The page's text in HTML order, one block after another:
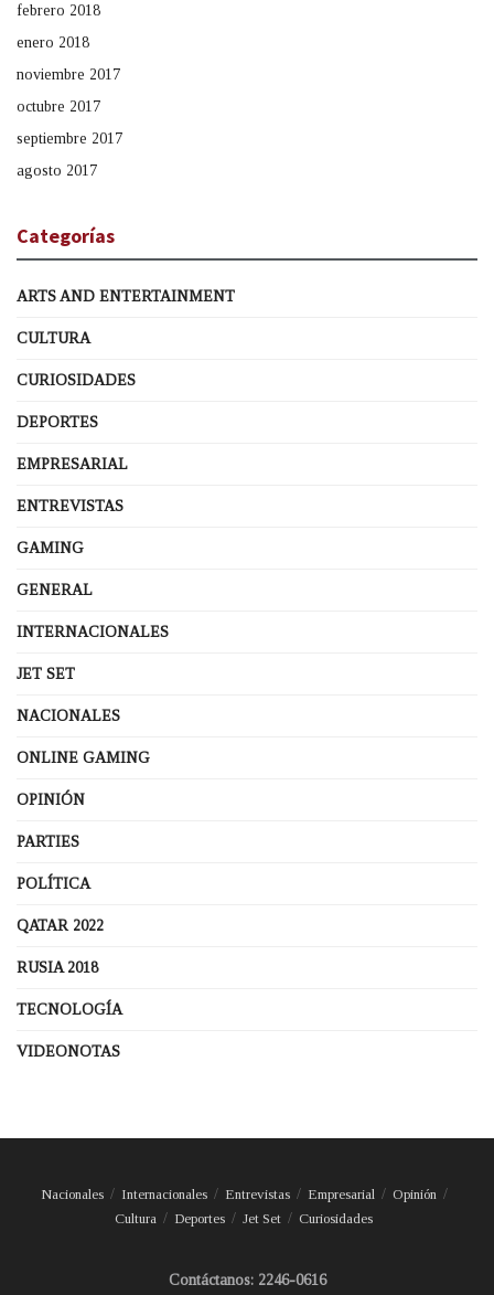
febrero 2018
enero 2018
noviembre 2017
octubre 2017
septiembre 2017
agosto 2017
Categorías
ARTS AND ENTERTAINMENT
CULTURA
CURIOSIDADES
DEPORTES
EMPRESARIAL
ENTREVISTAS
GAMING
GENERAL
INTERNACIONALES
JET SET
NACIONALES
ONLINE GAMING
OPINIÓN
PARTIES
POLÍTICA
QATAR 2022
RUSIA 2018
TECNOLOGÍA
VIDEONOTAS
Nacionales Internacionales Entrevistas Empresarial
Opinión
Cultura
Deportes Jet Set Curiosidades
Contáctanos: 2246-0616